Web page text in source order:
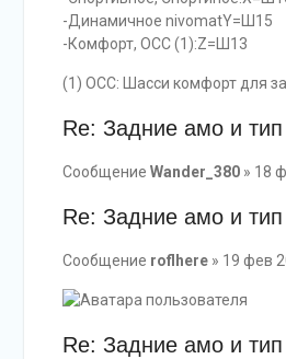
-Динамичное nivomatY=Ш15
-Комфорт, OCC (1):Z=Ш13
(1) OCC: Шасси комфорт для
Re: Задние амо и тип
Сообщение Wander_380» 18
Re: Задние амо и тип
Сообщение roflhere» 19 фев
Re: Задние амо и тип